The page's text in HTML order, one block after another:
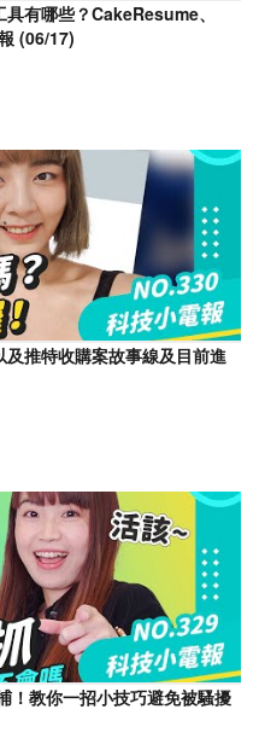
有哪些？CakeResume、
(06/17)
推特收購案故事線及目前進
！教你一招小技巧避免被騷擾